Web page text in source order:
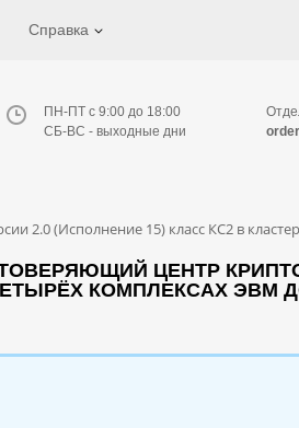
Справка
ПН-ПТ с 9:00 до 18:00
СБ-ВС - выходные дни
2.0 (Исполнение 15) класс КС2 в
ЦЕНТР
КОМПЛЕКСАХ ЭВМ